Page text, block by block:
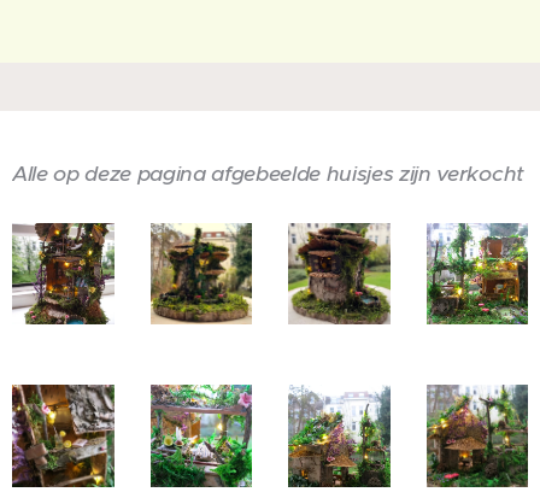
Alle op deze pagina afgebeelde huisjes zijn verkocht